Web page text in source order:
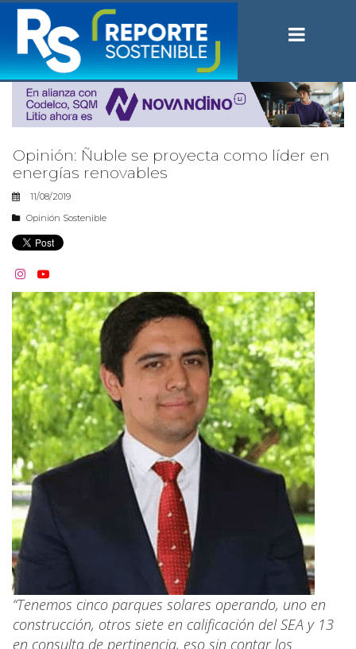
Opinión: Ñuble se proyecta como líder en
energías renovables
11/08/2019
Opinión Sostenible
 
“Tenemos cinco parques solares operando, uno en
construcción, otros siete en calificación del SEA y 13
en consulta de pertinencia, eso sin contar los